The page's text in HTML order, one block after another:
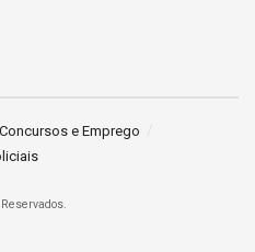
Concursos e Emprego